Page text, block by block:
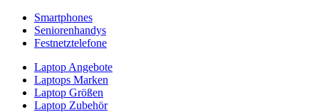
Smartphones
Seniorenhandys
Festnetztelefone
Laptop Angebote
Laptops Marken
Laptop Größen
Laptop Zubehör